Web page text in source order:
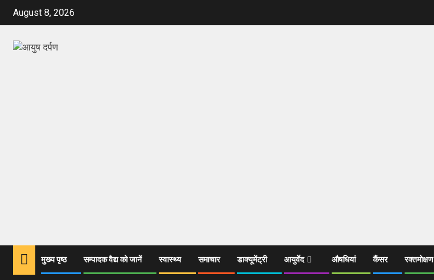
August 8, 2026
मुख्य पृष्ठ सम्पादक वैद्य को जानें स्वास्थ्य समाचार डाक्यूमेंट्री आयुर्वेद औषधियां कैंसर रक्तमोक्षण